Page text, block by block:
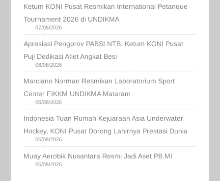
Ketum KONI Pusat Resmikan International Petanque
Tournament 2026 di UNDIKMA
07/08/2026
Apresiasi Pengprov PABSI NTB, Ketum KONI Pusat
Puji Dedikasi Atlet Angkat Besi
06/08/2026
Marciano Norman Resmikan Laboratorium Sport
Center FIKKM UNDIKMA Mataram
06/08/2026
Indonesia Tuan Rumah Kejuaraan Asia Underwater
Hockey, KONI Pusat Dorong Lahirnya Prestasi Dunia
06/08/2026
Muay Aerobik Nusantara Resmi Jadi Aset PB.MI
05/08/2026